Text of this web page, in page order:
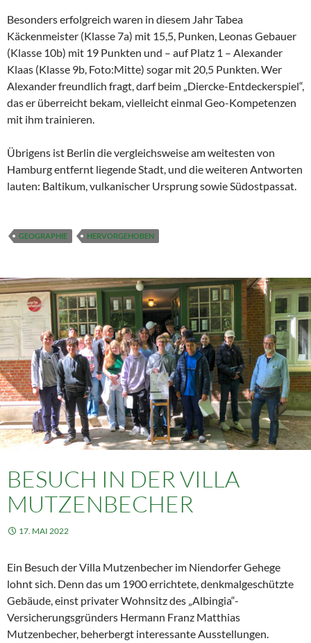
Besonders erfolgreich waren in diesem Jahr Tabea
Käckenmeister (Klasse 7a) mit 15,5, Punken, Leonas Gebauer
(Klasse 10b) mit 19 Punkten und – auf Platz 1 – Alexander
Klaas (Klasse 9b, Foto:Mitte) sogar mit 20,5 Punkten. Wer
Alexander freundlich fragt, darf beim „Diercke-Entdeckerspiel“,
das er überreicht bekam, vielleicht einmal Geo-Kompetenzen
mit ihm trainieren.
Übrigens ist Berlin die vergleichsweise am weitesten von
Hamburg entfernt liegende Stadt, und die weiteren Antworten
lauten: Baltikum, vulkanischer Ursprung sowie Südostpassat.
GEOGRAPHIE HERVORGEHOBEN
BESUCH IN DER VILLA
MUTZENBECHER
17. MAI 2022
Ein Besuch der Villa Mutzenbecher im Niendorfer Gehege
lohnt sich. Denn das um 1900 errichtete, denkmalgeschützte
Gebäude, einst privater Wohnsitz des „Albingia“-
Versicherungsgründers Hermann Franz Matthias
Mutzenbecher, beherbergt interessante Ausstellungen.